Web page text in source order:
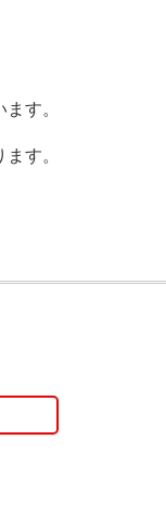
す。
す。